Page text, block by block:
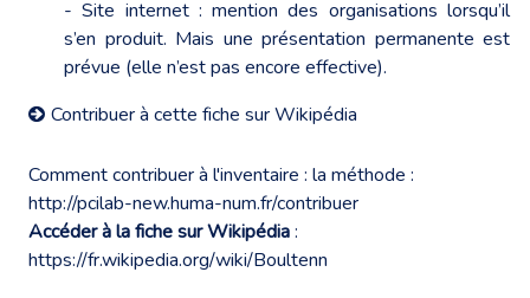
- Site internet : mention des organisations lorsqu’il
s’en produit. Mais une présentation permanente est
prévue (elle n’est pas encore effective).
Contribuer à cette fiche sur Wikipédia
Comment contribuer à l'inventaire : la méthode :
http://pcilab-new.huma-num.fr/contribuer
Accéder à la fiche sur Wikipédia:
https://fr.wikipedia.org/wiki/Boultenn